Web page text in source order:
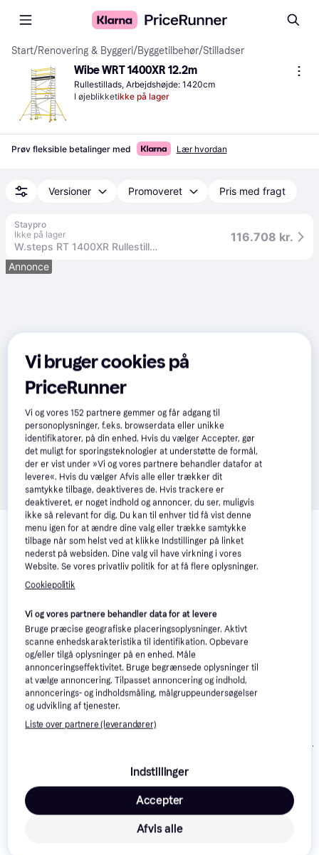
Start/Renovering & Byggeri/Byggetilbehør/Stilladser
Wibe WRT 1400XR 12.2m
Rullestillads, Arbejdshøjde: 1420cm
I øjeblikketikke på lager
Prøv fleksible betalinger med Lær hvordan
Versioner Promoveret Pris med fragt
Staypro
Ikke på lager
W.steps RT 1400XR Rullestillads 12,2 meter
116.708 kr.
Annonce
Relaterede produkter
Se vores forslag til andre produkter, der matcher dine
interesser. Vis alle
14.708 kr.
3.819 kr.
Custers
13.895 kr.
Vi bruger cookies på
PriceRunner
Vi og vores152 partnere gemmer og får adgang til
personoplysninger, f.eks. browserdata eller unikke
identifikatorer, på din enhed. Hvis du vælger Accepter, gør
det muligt for sporingsteknologier at understøtte de formål,
der er vist under »Vi og vores partnere behandler datafor at
levere«. Hvis du vælger Afvis alle eller trækker dit
samtykke tilbage, deaktiveres de. Hvis trackere er
deaktiveret, er noget indhold og annoncer, du ser, muligvis
ikke så relevant for dig. Du kan til enhver tid få vist denne
menu igen for at ændre dine valg eller trække samtykke
tilbage når som helst ved at klikke Indstillinger på linket
nederst på websiden. Dine valg vil have virkning i vores
Website. Se vores privatliv politik for at få flere oplysninger.
Cookiepolitik
Vi og vores partnere behandler data for at levere
Bruge præcise geografiske placeringsoplysninger. Aktivt
scanne enhedskarakteristika til identifikation. Opbevare
og/eller tilgå oplysninger på en enhed. Måle
annonceringseffektivitet. Bruge begrænsede oplysninger til
at vælge annoncering. Tilpasset annoncering og indhold,
annoncerings- og indholdsmåling, målgruppeundersøgelser
og udvikling af tjenester.
Liste over partnere (leverandører)
Indstillinger
Afvis alle
Accepter